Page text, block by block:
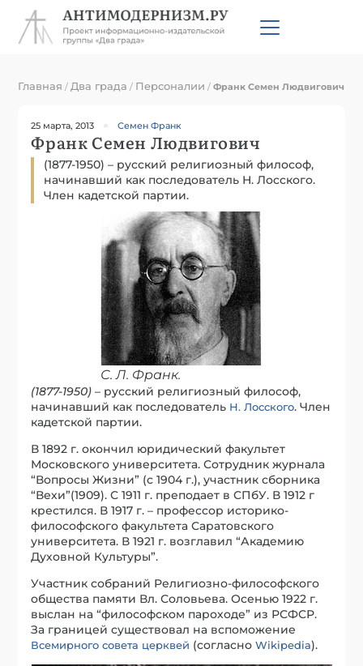
Главная / Два града / Персоналии /Франк Семен Людвигович
25 марта, 2013 Семен Франк
Франк Семен Людвигович
(1877-1950) – русский религиозный философ,
начинавший как последователь Н. Лосского.
Член кадетской партии.
С. Л. Франк.
(1877-1950) – русский религиозный философ,
начинавший как последователь Н. Лосского. Член
кадетской партии.
В 1892 г. окончил юридический факультет
Московского университета. Сотрудник журнала
“Вопросы Жизни” (с 1904 г.), участник сборника
“Вехи”(1909). С 1911 г. преподает в СПбУ. В 1912 г
крестился. В 1917 г. – профессор историко-
философского факультета Саратовского
университета. В 1921 г. возглавил “Академию
Духовной Культуры”.
Участник собраний Религиозно-философского
общества памяти Вл. Соловьева. Осенью 1922 г.
выслан на “философском пароходе” из РСФСР.
За границей существовал на вспоможение
Всемирного совета церквей (согласноWikipedia).